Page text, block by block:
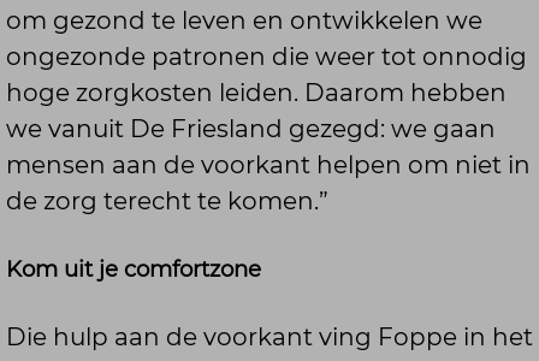
om gezond te leven en ontwikkelen we
ongezonde patronen die weer tot onnodig
hoge zorgkosten leiden. Daarom hebben
we vanuit De Friesland gezegd: we gaan
mensen aan de voorkant helpen om niet in
de zorg terecht te komen.”
Kom uit je comfortzone
Die hulp aan de voorkant ving Foppe in het